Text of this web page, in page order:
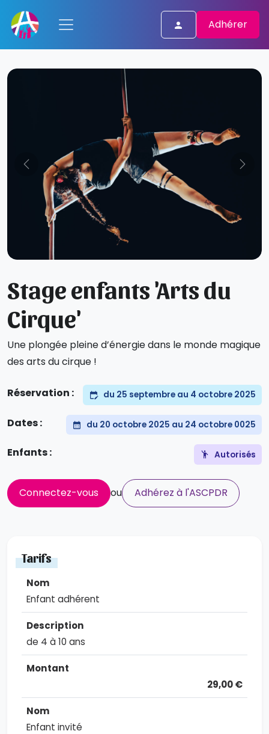
Adhérer
Stage enfants 'Arts du
Cirque'
Une plongée pleine d’énergie dans le monde magique
des arts du cirque !
Réservation : du 25 septembre au 4 octobre 2025
Dates : du 20 octobre 2025 au 24 octobre 0025
Enfants : Autorisés
Connectez-vous ou Adhérez à l'ASCPDR
Tarifs
Enfant adhérent
de 4 à 10 ans
29,00 €
Enfant invité